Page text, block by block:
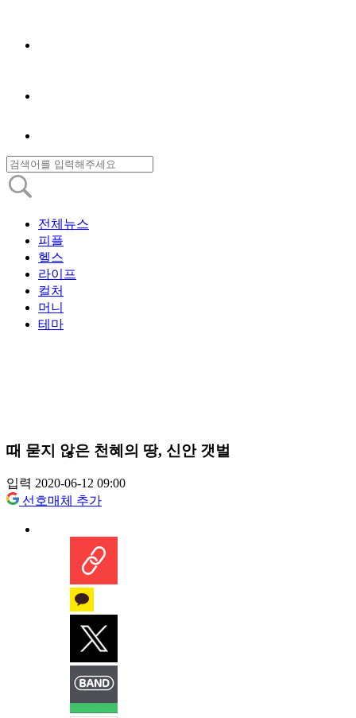
전체뉴스
피플
헬스
라이프
컬처
머니
테마
때 묻지 않은 천혜의 땅, 신안 갯벌
입력 2020-06-12 09:00
선호매체 추가